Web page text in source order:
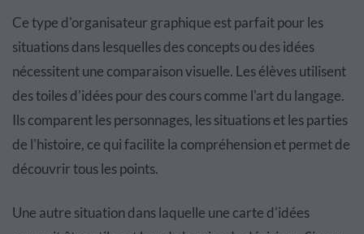
Ce type d'organisateur graphique est parfait pour les
situations dans lesquelles des concepts ou des idées
nécessitent une comparaison visuelle. Les élèves utilisent
des toiles d'idées pour des cours comme l'art du langage.
Ils comparent les personnages, les situations et les parties
de l'histoire, ce qui facilite la compréhension et permet de
découvrir tous les points.
Une autre situation dans laquelle une carte d'idées